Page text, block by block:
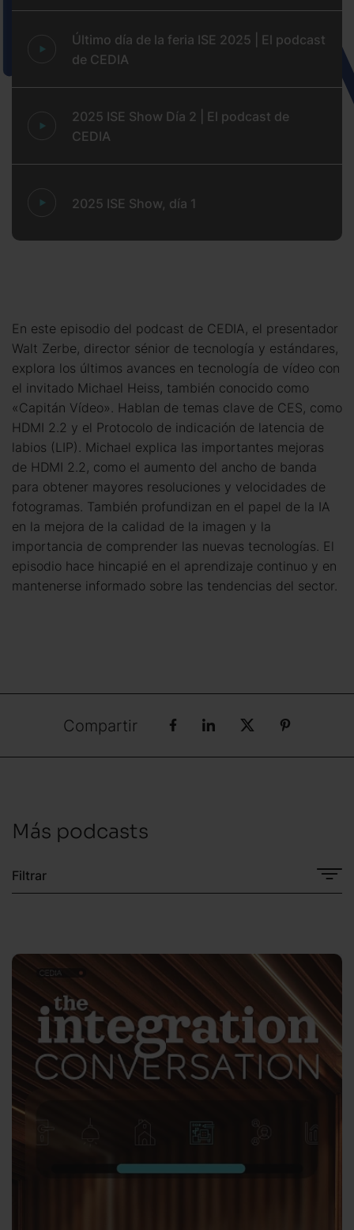
Último día de la feria ISE 2025 | El podcast
de CEDIA
2025 ISE Show Día 2 | El podcast de
CEDIA
2025 ISE Show, día 1
En este episodio del podcast de CEDIA, el presentador
Walt Zerbe, director sénior de tecnología y estándares,
explora los últimos avances en tecnología de vídeo con
el invitado Michael Heiss, también conocido como
«Capitán Vídeo». Hablan de temas clave de CES, como
HDMI 2.2 y el Protocolo de indicación de latencia de
labios (LIP). Michael explica las importantes mejoras
de HDMI 2.2, como el aumento del ancho de banda
para obtener mayores resoluciones y velocidades de
fotogramas. También profundizan en el papel de la IA
en la mejora de la calidad de la imagen y la
importancia de comprender las nuevas tecnologías. El
episodio hace hincapié en el aprendizaje continuo y en
mantenerse informado sobre las tendencias del sector.
Compartir
Más podcasts
Filtrar